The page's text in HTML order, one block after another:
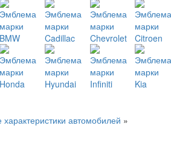
характеристики автомобилей »